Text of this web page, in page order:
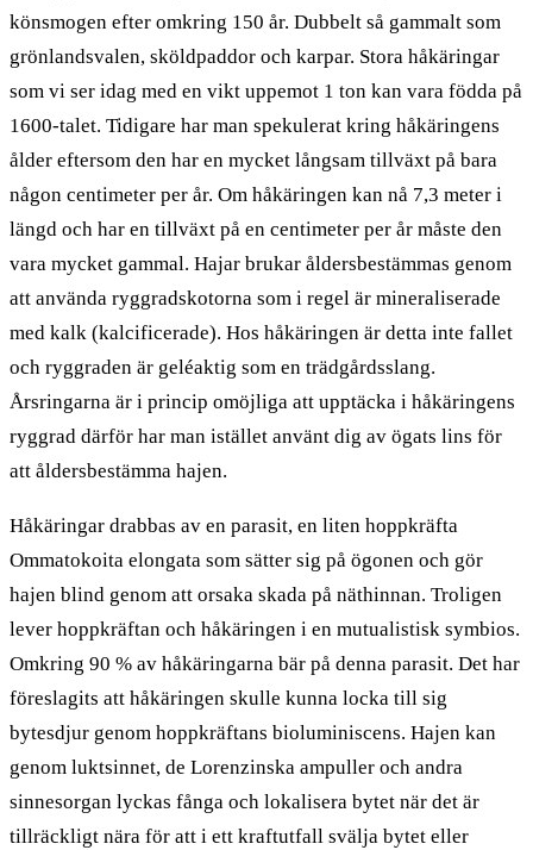
könsmogen efter omkring 150 år. Dubbelt så gammalt som
grönlandsvalen, sköldpaddor och karpar. Stora håkäringar
som vi ser idag med en vikt uppemot 1 ton kan vara födda på
1600-talet. Tidigare har man spekulerat kring håkäringens
ålder eftersom den har en mycket långsam tillväxt på bara
någon centimeter per år. Om håkäringen kan nå 7,3 meter i
längd och har en tillväxt på en centimeter per år måste den
vara mycket gammal. Hajar brukar åldersbestämmas genom
att använda ryggradskotorna som i regel är mineraliserade
med kalk (kalcificerade). Hos håkäringen är detta inte fallet
och ryggraden är geléaktig som en trädgårdsslang.
Årsringarna är i princip omöjliga att upptäcka i håkäringens
ryggrad därför har man istället använt dig av ögats lins för
att åldersbestämma hajen.
Håkäringar drabbas av en parasit, en liten hoppkräfta
Ommatokoita elongata som sätter sig på ögonen och gör
hajen blind genom att orsaka skada på näthinnan. Troligen
lever hoppkräftan och håkäringen i en mutualistisk symbios.
Omkring 90 % av håkäringarna bär på denna parasit. Det har
föreslagits att håkäringen skulle kunna locka till sig
bytesdjur genom hoppkräftans bioluminiscens. Hajen kan
genom luktsinnet, de Lorenzinska ampuller och andra
sinnesorgan lyckas fånga och lokalisera bytet när det är
tillräckligt nära för att i ett kraftutfall svälja bytet eller